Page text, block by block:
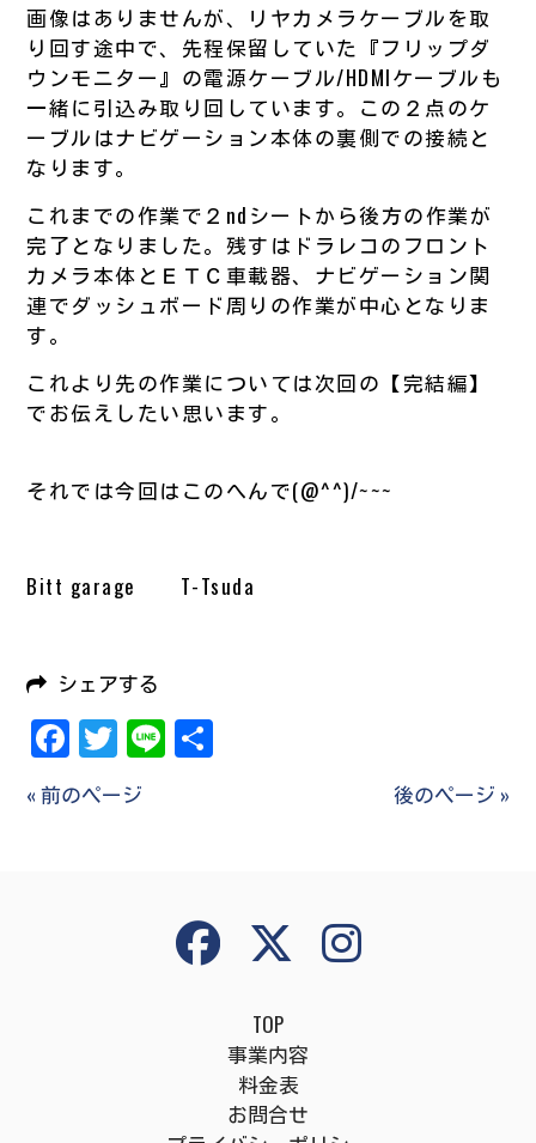
画像はありませんが、リヤカメラケーブルを取
り回す途中で、先程保留していた『フリップダ
ウンモニター』の電源ケーブル/HDMIケーブルも
一緒に引込み取り回しています。この２点のケ
ーブルはナビゲーション本体の裏側での接続と
なります。
これまでの作業で２ndシートから後方の作業が
完了となりました。残すはドラレコのフロント
カメラ本体とＥＴＣ車載器、ナビゲーション関
連でダッシュボード周りの作業が中心となりま
す。
これより先の作業については次回の【完結編】
でお伝えしたい思います。
それでは今回はこのへんで(@^^)/~~~
Bitt garage T-Tsuda
シェアする
Facebook
Twitter
Line
« 前のページ 後のページ »
TOP
事業内容
料金表
お問合せ